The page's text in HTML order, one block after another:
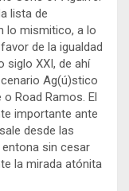
lista de
lo mismitico, a lo
de la igualdad
siglo XXI, de ahí
Ag(ú)stico
Road Ramos. El
importante ante
desde las
sin cesar
la mirada atónita